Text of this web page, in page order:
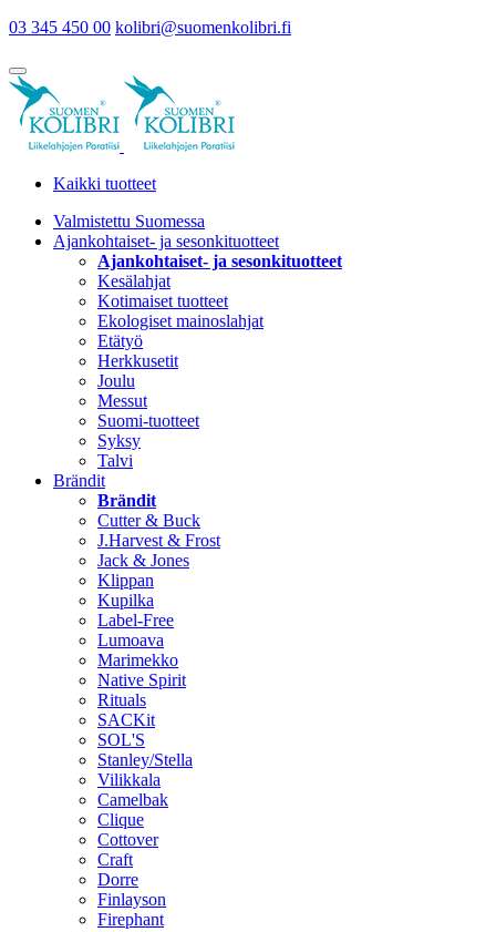
03 345 450 00 kolibri@suomenkolibri.fi
Kaikki tuotteet
Valmistettu Suomessa
Ajankohtaiset- ja sesonkituotteet
Ajankohtaiset- ja sesonkituotteet
Kesälahjat
Kotimaiset tuotteet
Ekologiset mainoslahjat
Etätyö
Herkkusetit
Joulu
Messut
Suomi-tuotteet
Syksy
Talvi
Brändit
Brändit
Cutter & Buck
J.Harvest & Frost
Jack & Jones
Klippan
Kupilka
Label-Free
Lumoava
Marimekko
Native Spirit
Rituals
SACKit
SOL'S
Stanley/Stella
Vilikkala
Camelbak
Clique
Cottover
Craft
Dorre
Finlayson
Firephant